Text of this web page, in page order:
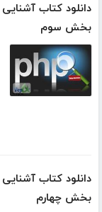
بخش سوم
بخش چهارم